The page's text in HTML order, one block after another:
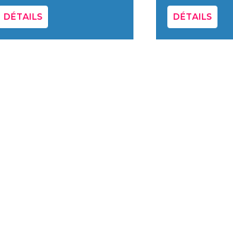
DÉTAILS DÉTAILS